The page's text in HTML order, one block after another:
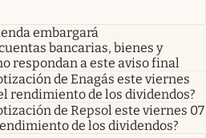
embargará
bancarias, bienes y
respondan a este aviso final
de Enagás este viernes
rendimiento de los dividendos?
de Repsol este viernes 07
de los dividendos?